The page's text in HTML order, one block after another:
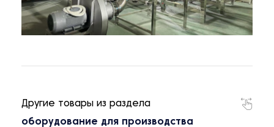
Другие товары из раздела
оборудование для производства